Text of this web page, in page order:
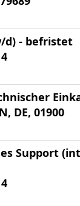
d) - befristet
DE, 01900
Support